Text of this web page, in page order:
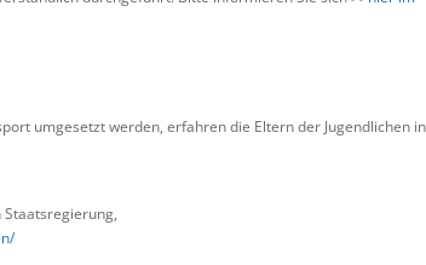
umgesetzt werden, erfahren die Eltern der Jugendlichen in
Staatsregierung,